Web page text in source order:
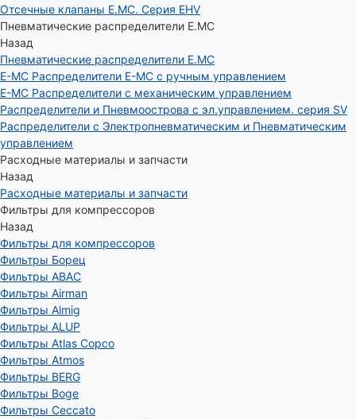
Отсечные клапаны E.MC. Серия EHV
Пневматические распределители E.MC
Назад
Пневматические распределители E.MC
E-MC Распределители E-MC с ручным управлением
E-MC Распределители с механическим управлением
Распределители и Пневмоострова с эл.управлением. серия SV
Распределители с Электропневматическим и Пневматическим
управлением
Расходные материалы и запчасти
Назад
Расходные материалы и запчасти
Фильтры для компрессоров
Назад
Фильтры для компрессоров
Фильтры Борец
Фильтры ABAC
Фильтры Airman
Фильтры Almig
Фильтры ALUP
Фильтры Atlas Copco
Фильтры Atmos
Фильтры BERG
Фильтры Boge
Фильтры Ceccato